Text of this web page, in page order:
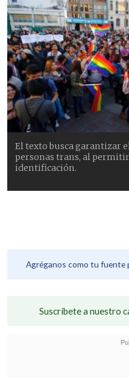
El texto busca garantizar
personas trans, al
identificación.
Agréganos como tu fuente
Suscríbete a nuestro